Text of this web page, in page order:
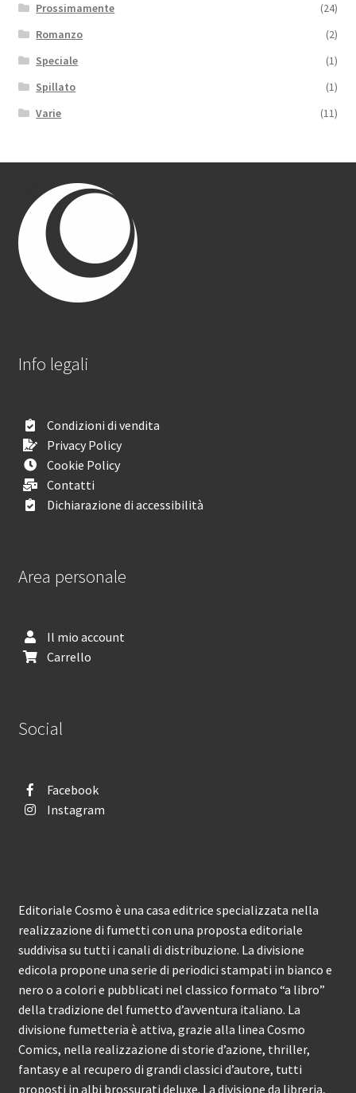
Prossimamente
(24)
Romanzo
(2)
Speciale
(1)
Spillato
(1)
Varie
(11)
Info legali
Condizioni di vendita
Privacy Policy
Cookie Policy
Contatti
Dichiarazione di accessibilità
Area personale
Il mio account
Carrello
Social
Facebook
Instagram
Editoriale Cosmo è una casa editrice specializzata nella
realizzazione di fumetti con una proposta editoriale
suddivisa su tutti i canali di distribuzione. La divisione
edicola propone una serie di periodici stampati in bianco e
nero o a colori e pubblicati nel classico formato “a libro”
della tradizione del fumetto d’avventura italiano. La
divisione fumetteria è attiva, grazie alla linea Cosmo
Comics, nella realizzazione di storie d’azione, thriller,
fantasy e al recupero di grandi classici d’autore, tutti
proposti in albi brossurati deluxe. La divisione da libreria,